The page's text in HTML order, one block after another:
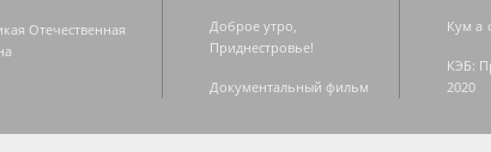
Отечественная
Доброе утро,
Приднестровье!
Документальный фильм
Кум а
КЭБ:
2020